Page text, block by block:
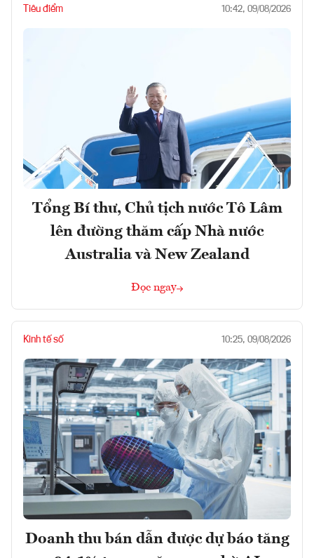
Tiêu điểm 10:42, 09/08/2026
Tổng Bí thư, Chủ tịch nước Tô Lâm
lên đường thăm cấp Nhà nước
Australia và New Zealand
Đọc ngay
Kinh tế số 10:25, 09/08/2026
Doanh thu bán dẫn được dự báo tăng